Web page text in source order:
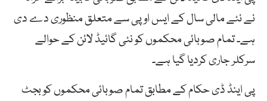
نے نئے مالی سال کے ایس او پی سے متعلق منظوری دے دی
ہے۔ تمام صوبائی محکموں کو نئی گائیڈ لائن کے حوالے
سرکلر جاری کردیا گیا ہے۔
پی اینڈ ڈی حکام کے مطابق تمام صوبائی محکموں کو بجٹ